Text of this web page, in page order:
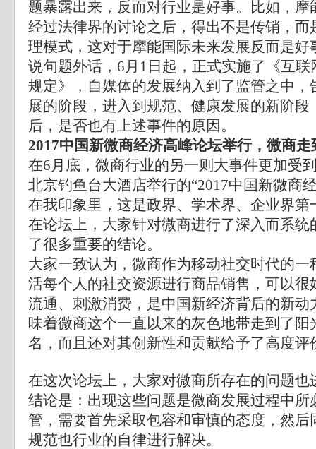
题暴露出来，反而对行业是好事。比如，摩
经过法律界的讨论之后，得出不是传销，而
理模式，这对于摩能国际未来发展反而是好
说句题外话，6月1日起，正式实施了《互
规定》，自媒体的发展纳入到了监管之中，
展的阶段，进入到规范、健康发展的新阶段
后，是否也有上述事件的原因。
2017中国新微商经济高峰论坛举行，微商走
在6月底，微商行业的另一则大事件更加受
北京钓鱼台大酒店举行的“2017中国新微商
在我印象里，这是政界、学术界、企业界第
在论坛上，大家针对微商进行了深入而系统
了很多重要的结论。
大家一致认为，微商作为移动社交时代的一
活每个人的社交资源进行商品销售，可以很
流通、刺激消费，是中国新经济背后的新动
味着微商这个一直以来的灰色地带走到了阳
名，而且还对其创新性和贡献给予了高度评
在这次论坛上，大家对微商所存在的问题也
结论是：出现这些问题是微商发展过程中所
管，需要首先采取包容和审慎的态度，然后
规范也行业的自律进行解决。